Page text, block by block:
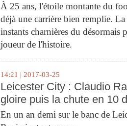
À 25 ans, l'étoile montante du
déjà une carrière bien remplie.
instants charnières du désormais
joueur de l'histoire.
14:21 | 2017-03-25
Leicester City : Claudio
gloire puis la chute en 10
En un an demi sur le banc de